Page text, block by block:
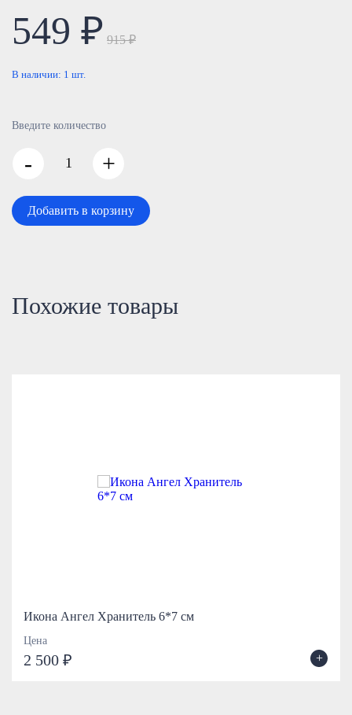
549 ₽ 915 ₽
В наличии: 1 шт.
Введите количество
- +
Добавить в корзину
Похожие товары
Икона Ангел Хранитель 6*7 см
Цена
2 500 ₽ +